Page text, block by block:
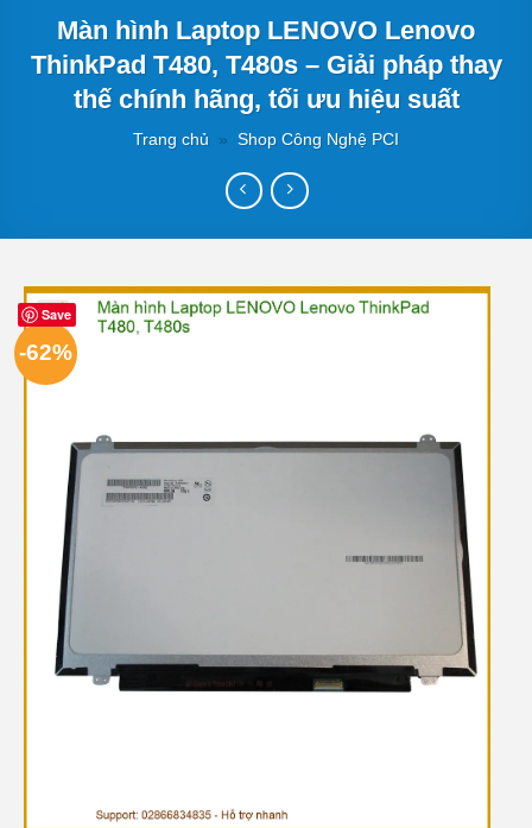
Màn hình Laptop LENOVO Lenovo
ThinkPad T480, T480s – Giải pháp thay
thế chính hãng, tối ưu hiệu suất
Trang chủ » Shop Công Nghệ PCI
Save
-62%